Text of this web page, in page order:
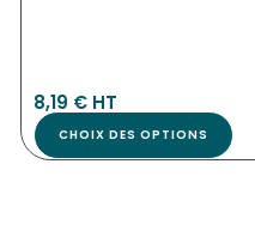
8,19 € HT
CHOIX DES OPTIONS